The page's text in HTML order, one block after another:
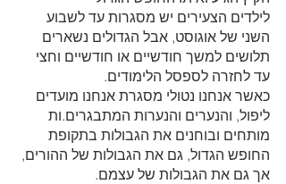
לילדים הצעירים יש מסגרות עד לשבוע
השני של אוגוסט, אבל הגדולים נשארים
תלושים למשך חודשיים או חודשיים וחצי
עד לחזרה לספסל הלימודים.
כאשר אנחנו נטולי מסגרת אנחנו מועדים
ליפול, והנערים והנערות המתבגרים.ות
מותחים ובוחנים את הגבולות בתקופת
החופש הגדול, גם את הגבולות של ההורים,
אך גם את הגבולות של עצמם.